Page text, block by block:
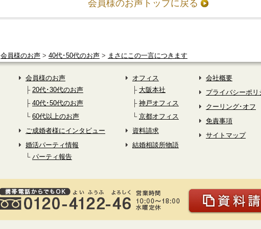
会員様のお声トップに戻る
会員様のお声 > 40代･50代のお声 > まさにこの一言につきます
会員様のお声
20代･30代のお声
40代･50代のお声
60代以上のお声
ご成婚者様にインタビュー
婚活パーティ情報
パーティ報告
オフィス
大阪本社
神戸オフィス
京都オフィス
資料請求
結婚相談所物語
会社概要
プライバシーポリ
クーリング･オフ
免責事項
サイトマップ